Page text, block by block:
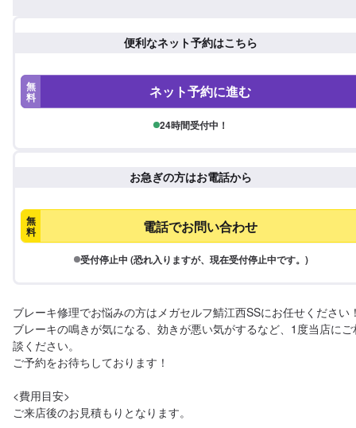
便利なネット予約はこちら
無
料 ネット予約に進む
24時間受付中！
お急ぎの方はお電話から
無
料 電話でお問い合わせ
受付停止中 (恐れ入りますが、現在受付停止中です。)
ブレーキ修理でお悩みの方はメガセルフ鯖江西SSにお任せください
ブレーキの鳴きが気になる、効きが悪い気がするなど、1度当店にご
談ください。
ご予約をお待ちしております！
<費用目安>
ご来店後のお見積もりとなります。